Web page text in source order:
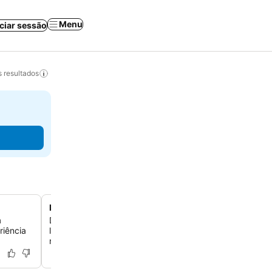
sessão Menu
resultados
Perto do Parque Natural da Ria Formosa
Descubra o deslumbrante Parque Natural da Ria
labirinto de canais e ilhas, facilmente acessível para
natureza e observação de aves.